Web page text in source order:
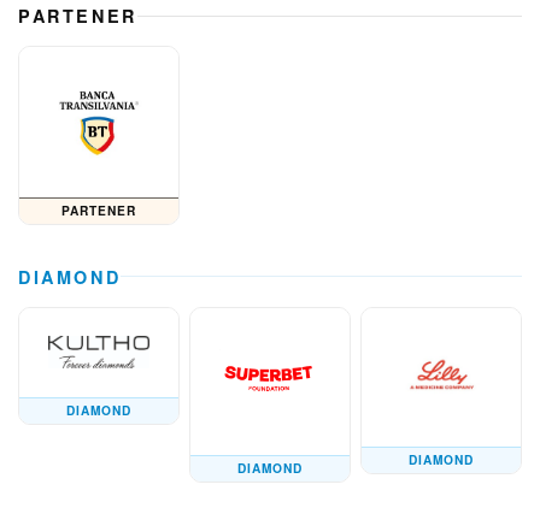
PARTENER
PARTENER
DIAMOND
DIAMOND
DIAMOND
DIAMOND